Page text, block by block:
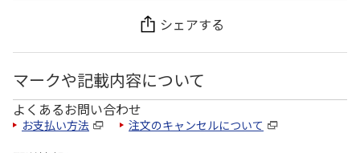
シェアする
マークや記載内容について
よくあるお問い合わせ
お支払い方法 注文のキャンセルについて